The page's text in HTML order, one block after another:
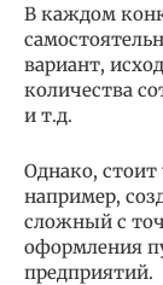
В каждом
вариант,
количества
и т.д.
Однако, стоит
например,
сложный с
оформления
предприятий.